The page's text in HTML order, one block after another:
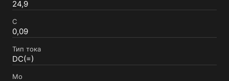
24,9
C
0,09
Тип тока
DC(=)
Mo